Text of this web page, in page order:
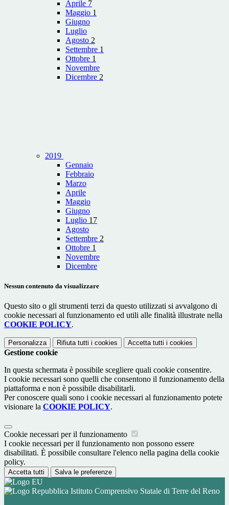
Aprile 7
Maggio 1
Giugno
Luglio
Agosto 2
Settembre 1
Ottobre 1
Novembre
Dicembre 2
2019
Gennaio
Febbraio
Marzo
Aprile
Maggio
Giugno
Luglio 17
Agosto
Settembre 2
Ottobre 1
Novembre
Dicembre
Nessun contenuto da visualizzare
Questo sito o gli strumenti terzi da questo utilizzati si avvalgono di
cookie necessari al funzionamento ed utili alle finalità illustrate nella
COOKIE POLICY.
Personalizza Rifiuta tutti i cookies Accetta tutti i cookies
Gestione cookie
In questa schermata è possibile scegliere quali cookie consentire.
I cookie necessari sono quelli che consentono il funzionamento della
piattaforma e non è possibile disabilitarli.
Per conoscere quali sono i cookie necessari al funzionamento potete
visionare la COOKIE POLICY.
Cookie necessari per il funzionamento
I cookie necessari per il funzionamento non possono essere
disabilitati. È possibile consultare l'elenco nella pagina della cookie
policy.
Accetta tutti Salva le preferenze
Istituto Comprensivo Statale di Terre del Reno